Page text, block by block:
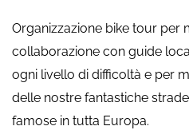
Organizzazione bike tour per
collaborazione con guide
ogni livello di difficoltà e per
delle nostre fantastiche
famose in tutta Europa.